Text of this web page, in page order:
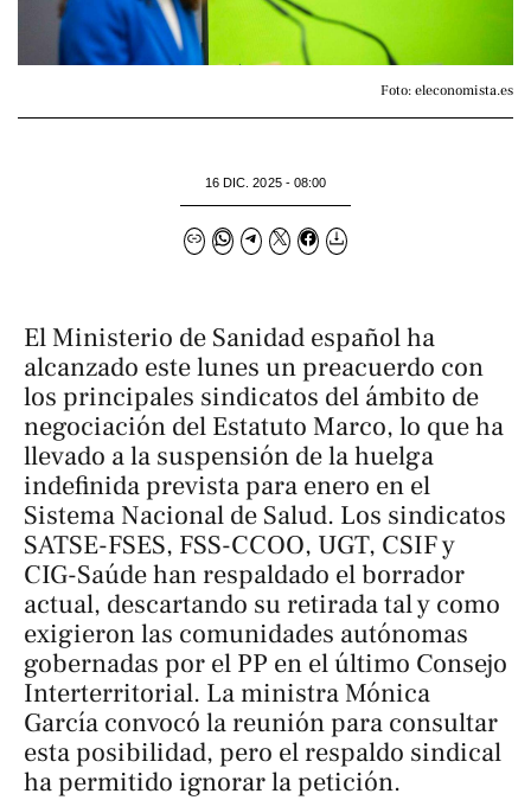
Foto: eleconomista.es
16 DIC. 2025 - 08:00
El Ministerio de Sanidad español ha
alcanzado este lunes un preacuerdo con
los principales sindicatos del ámbito de
negociación del Estatuto Marco, lo que ha
llevado a la suspensión de la huelga
indefinida prevista para enero en el
Sistema Nacional de Salud. Los sindicatos
SATSE-FSES, FSS-CCOO, UGT, CSIF y
CIG-Saúde han respaldado el borrador
actual, descartando su retirada tal y como
exigieron las comunidades autónomas
gobernadas por el PP en el último Consejo
Interterritorial. La ministra Mónica
García convocó la reunión para consultar
esta posibilidad, pero el respaldo sindical
ha permitido ignorar la petición.